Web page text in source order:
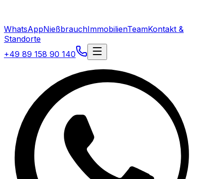
WhatsAppNießbrauchImmobilienTeamKontakt &
Standorte
+49 89 158 90 140